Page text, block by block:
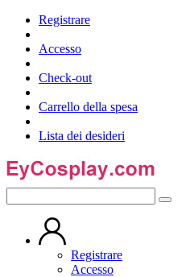
Registrare
Accesso
Check-out
Carrello della spesa
Lista dei desideri
Registrare
Accesso